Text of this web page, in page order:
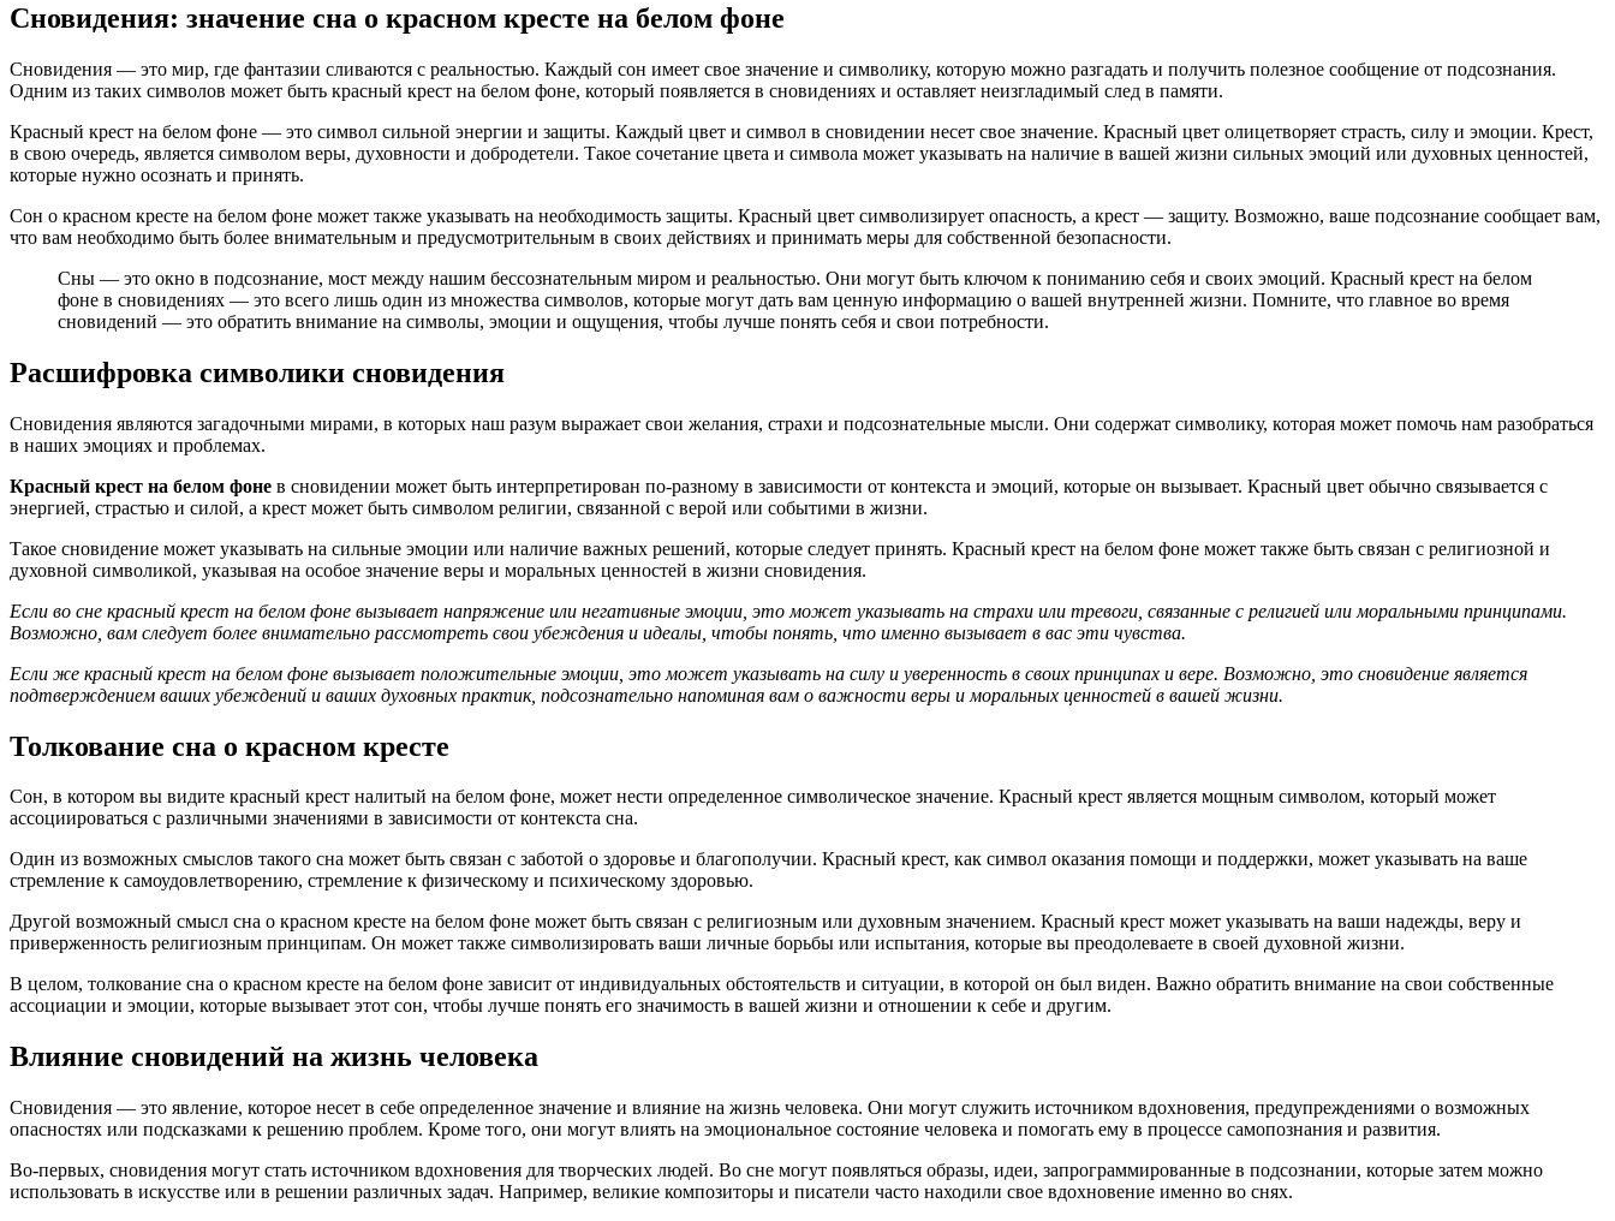
Сновидения: значение сна о красном кресте на белом фоне
Сновидения — это мир, где фантазии сливаются с реальностью. Каждый сон имеет свое значение и символику, которую можно разгадать и получить полезное сообщение от подсознания.
Одним из таких символов может быть красный крест на белом фоне, который появляется в сновидениях и оставляет неизгладимый след в памяти.
Красный крест на белом фоне — это символ сильной энергии и защиты. Каждый цвет и символ в сновидении несет свое значение. Красный цвет олицетворяет страсть, силу и эмоции. Крест,
в свою очередь, является символом веры, духовности и добродетели. Такое сочетание цвета и символа может указывать на наличие в вашей жизни сильных эмоций или духовных ценностей,
которые нужно осознать и принять.
Сон о красном кресте на белом фоне может также указывать на необходимость защиты. Красный цвет символизирует опасность, а крест — защиту. Возможно, ваше подсознание сообщает вам,
что вам необходимо быть более внимательным и предусмотрительным в своих действиях и принимать меры для собственной безопасности.
Сны — это окно в подсознание, мост между нашим бессознательным миром и реальностью. Они могут быть ключом к пониманию себя и своих эмоций. Красный крест на белом
фоне в сновидениях — это всего лишь один из множества символов, которые могут дать вам ценную информацию о вашей внутренней жизни. Помните, что главное во время
сновидений — это обратить внимание на символы, эмоции и ощущения, чтобы лучше понять себя и свои потребности.
Расшифровка символики сновидения
Сновидения являются загадочными мирами, в которых наш разум выражает свои желания, страхи и подсознательные мысли. Они содержат символику, которая может помочь нам разобраться
в наших эмоциях и проблемах.
Красный крест на белом фоне в сновидении может быть интерпретирован по-разному в зависимости от контекста и эмоций, которые он вызывает. Красный цвет обычно связывается с
энергией, страстью и силой, а крест может быть символом религии, связанной с верой или событими в жизни.
Такое сновидение может указывать на сильные эмоции или наличие важных решений, которые следует принять. Красный крест на белом фоне может также быть связан с религиозной и
духовной символикой, указывая на особое значение веры и моральных ценностей в жизни сновидения.
Если во сне красный крест на белом фоне вызывает напряжение или негативные эмоции, это может указывать на страхи или тревоги, связанные с религией или моральными принципами.
Возможно, вам следует более внимательно рассмотреть свои убеждения и идеалы, чтобы понять, что именно вызывает в вас эти чувства.
Если же красный крест на белом фоне вызывает положительные эмоции, это может указывать на силу и уверенность в своих принципах и вере. Возможно, это сновидение является
подтверждением ваших убеждений и ваших духовных практик, подсознательно напоминая вам о важности веры и моральных ценностей в вашей жизни.
Толкование сна о красном кресте
Сон, в котором вы видите красный крест налитый на белом фоне, может нести определенное символическое значение. Красный крест является мощным символом, который может
ассоциироваться с различными значениями в зависимости от контекста сна.
Один из возможных смыслов такого сна может быть связан с заботой о здоровье и благополучии. Красный крест, как символ оказания помощи и поддержки, может указывать на ваше
стремление к самоудовлетворению, стремление к физическому и психическому здоровью.
Другой возможный смысл сна о красном кресте на белом фоне может быть связан с религиозным или духовным значением. Красный крест может указывать на ваши надежды, веру и
приверженность религиозным принципам. Он может также символизировать ваши личные борьбы или испытания, которые вы преодолеваете в своей духовной жизни.
В целом, толкование сна о красном кресте на белом фоне зависит от индивидуальных обстоятельств и ситуации, в которой он был виден. Важно обратить внимание на свои собственные
ассоциации и эмоции, которые вызывает этот сон, чтобы лучше понять его значимость в вашей жизни и отношении к себе и другим.
Влияние сновидений на жизнь человека
Сновидения — это явление, которое несет в себе определенное значение и влияние на жизнь человека. Они могут служить источником вдохновения, предупреждениями о возможных
опасностях или подсказками к решению проблем. Кроме того, они могут влиять на эмоциональное состояние человека и помогать ему в процессе самопознания и развития.
Во-первых, сновидения могут стать источником вдохновения для творческих людей. Во сне могут появляться образы, идеи, запрограммированные в подсознании, которые затем можно
использовать в искусстве или в решении различных задач. Например, великие композиторы и писатели часто находили свое вдохновение именно во снях.